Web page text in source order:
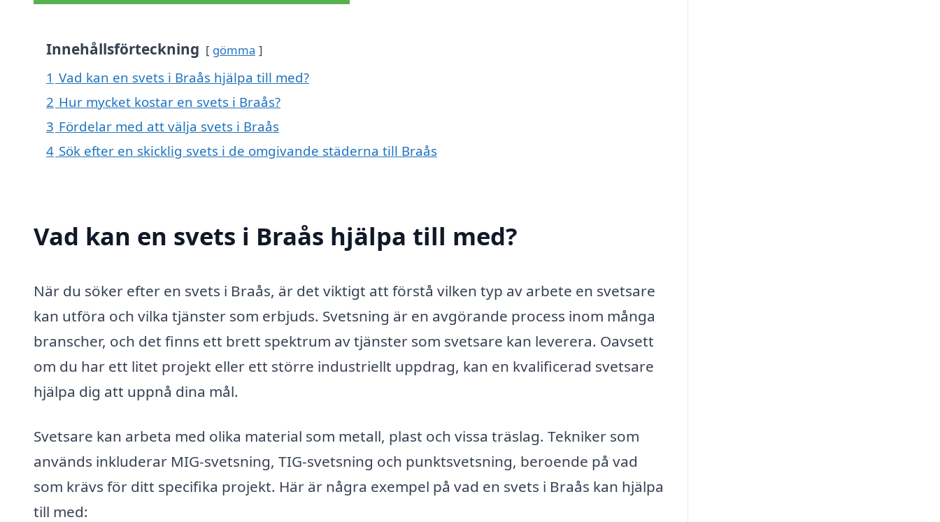
Innehållsförteckning gömma
1 Vad kan en svets i Braås hjälpa till med?
2 Hur mycket kostar en svets i Braås?
3 Fördelar med att välja svets i Braås
4 Sök efter en skicklig svets i de omgivande städerna till Braås
Vad kan en svets i Braås hjälpa till med?
När du söker efter en svets i Braås, är det viktigt att förstå vilken typ av arbete en svetsare
kan utföra och vilka tjänster som erbjuds. Svetsning är en avgörande process inom många
branscher, och det finns ett brett spektrum av tjänster som svetsare kan leverera. Oavsett
om du har ett litet projekt eller ett större industriellt uppdrag, kan en kvalificerad svetsare
hjälpa dig att uppnå dina mål.
Svetsare kan arbeta med olika material som metall, plast och vissa träslag. Tekniker som
används inkluderar MIG-svetsning, TIG-svetsning och punktsvetsning, beroende på vad
som krävs för ditt specifika projekt. Här är några exempel på vad en svets i Braås kan hjälpa
till med: